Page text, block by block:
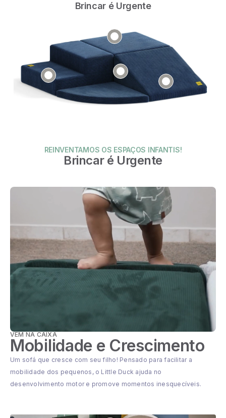
Brincar é Urgente
REINVENTAMOS OS ESPAÇOS INFANTIS!
Brincar é Urgente
VEM NA CAIXA
Mobilidade e Crescimento
Um sofá que cresce com seu filho! Pensado para facilitar a
mobilidade dos pequenos, o Little Duck ajuda no
desenvolvimento motor e promove momentos inesquecíveis.